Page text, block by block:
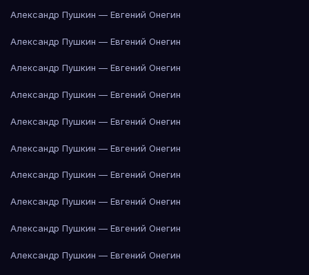
Александр Пушкин — Евгений Онегин
Александр Пушкин — Евгений Онегин
Александр Пушкин — Евгений Онегин
Александр Пушкин — Евгений Онегин
Александр Пушкин — Евгений Онегин
Александр Пушкин — Евгений Онегин
Александр Пушкин — Евгений Онегин
Александр Пушкин — Евгений Онегин
Александр Пушкин — Евгений Онегин
Александр Пушкин — Евгений Онегин